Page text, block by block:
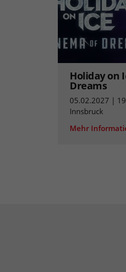
Holiday on
Dreams
05.02.2027 |
Innsbruck
Mehr